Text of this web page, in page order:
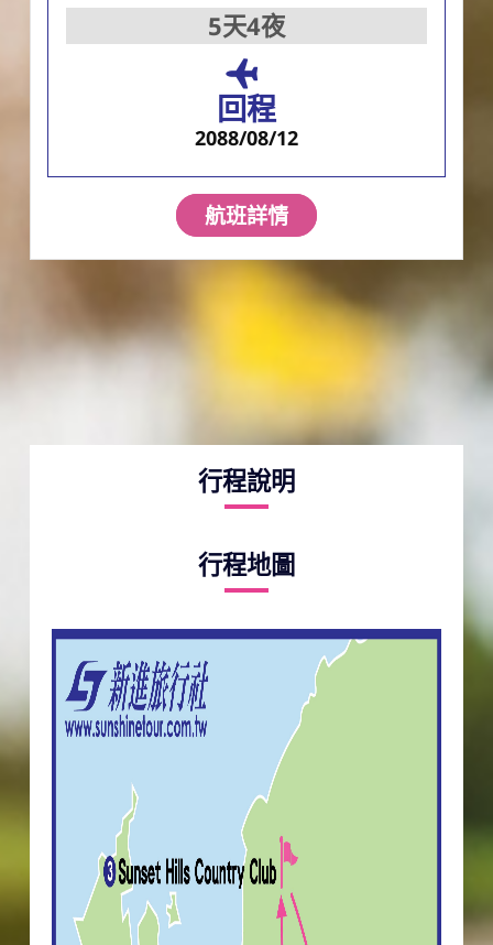
5天4夜
回程
2088/08/12
航班詳情
行程說明
行程地圖